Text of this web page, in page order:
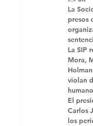
La
presos
La SIP
Mora,
violan
El
Carlos
los